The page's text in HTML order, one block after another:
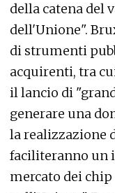
della catena del
dell'Unione".
di strumenti
acquirenti, tra
il lancio di
generare una
la realizzazione
faciliteranno un
mercato dei